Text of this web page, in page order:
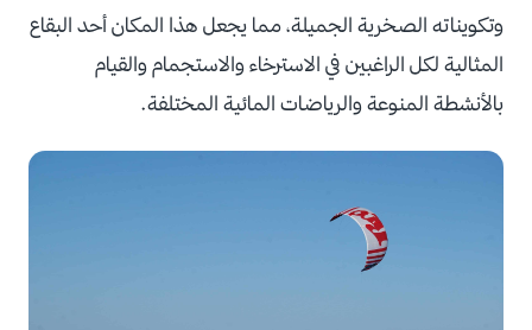
وتكويناته الصخرية الجميلة، مما يجعل هذا المكان أحد البقاع
المثالية لكل الراغبين في الاسترخاء والاستجمام والقيام
بالأنشطة المنوعة والرياضات المائية المختلفة.